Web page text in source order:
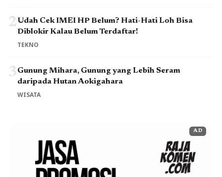
2Udah Cek IMEI HP Belum? Hati-Hati Loh Bisa
Diblokir Kalau Belum Terdaftar!
TEKNO
3Gunung Mihara, Gunung yang Lebih Seram
daripada Hutan Aokigahara
WISATA
AD